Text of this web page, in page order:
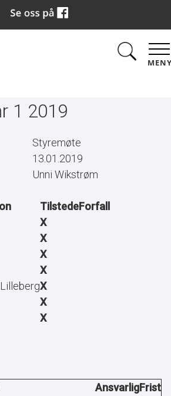
1 2019
Styremøte
13.01.2019
Unni Wikstrøm
TilstedeForfall
X
X
X
X
X
X
X
AnsvarligFrist